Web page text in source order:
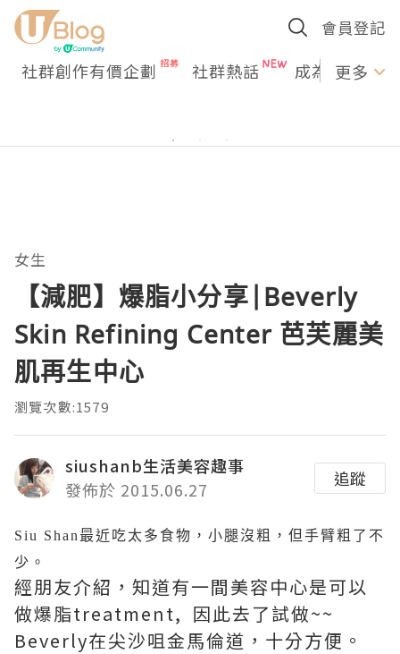
會員登記
社群創作有價企劃 社群熱話 成為U更多
女生
【減肥】爆脂小分享|Beverly
Skin Refining Center 芭芙麗美
肌再生中心
瀏覽次數:1579
siushanb生活美容趣事
發佈於 2015.06.27
追蹤
Siu Shan最近吃太多食物，小腿沒粗，但手臂粗了不
少。
經朋友介紹，知道有一間美容中心是可以
做爆脂treatment, 因此去了試做~~
Beverly在尖沙咀金馬倫道，十分方便。